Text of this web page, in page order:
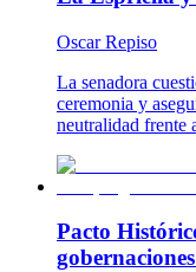
Oscar Repiso
La senadora
ceremonia y
neutralidad frente
Pacto